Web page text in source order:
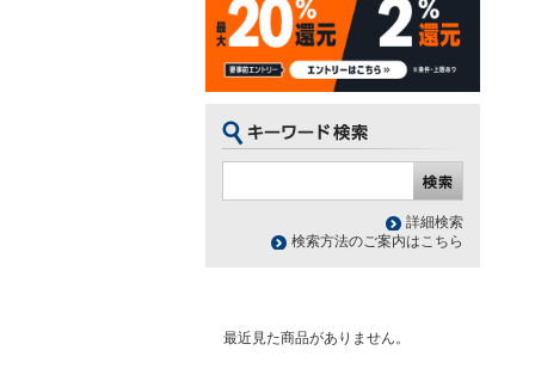
詳細検索
検索方法のご案内はこちら
最近見た商品がありません。